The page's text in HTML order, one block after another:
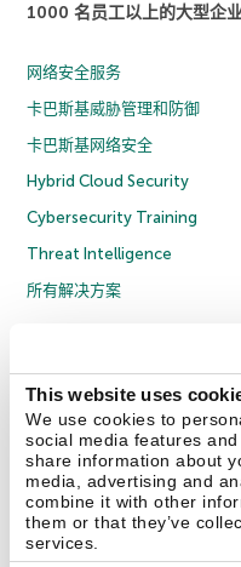
This website uses
We use cookies to
social media features
share information about
media, advertising and
combine it with other
them or that they’ve
services.
1000 名员工以上的大型企
网络安全服务
卡巴斯基威胁管理和防御
卡巴斯基网络安全
Hybrid Cloud Security
Cybersecurity Training
Threat Intelligence
所有解决方案
反腐败政策
许
京ICP备12053225号
京公网安
联系我们 关于我们 合作伙伴
Securelist Eugene Personal Blog